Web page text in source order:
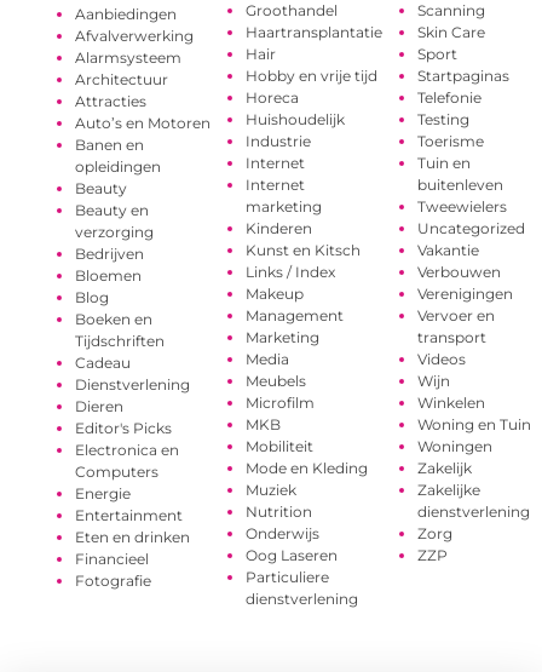
Aanbiedingen
Afvalverwerking
Alarmsysteem
Architectuur
Attracties
Auto’s en Motoren
Banen en
opleidingen
Beauty
Beauty en
verzorging
Bedrijven
Bloemen
Blog
Boeken en
Tijdschriften
Cadeau
Dienstverlening
Dieren
Editor's Picks
Electronica en
Computers
Energie
Entertainment
Eten en drinken
Financieel
Fotografie
Groothandel
Haartransplantatie
Hair
Hobby en vrije tijd
Horeca
Huishoudelijk
Industrie
Internet
Internet
marketing
Kinderen
Kunst en Kitsch
Links / Index
Makeup
Management
Marketing
Media
Meubels
Microfilm
MKB
Mobiliteit
Mode en Kleding
Muziek
Nutrition
Onderwijs
Oog Laseren
Particuliere
dienstverlening
Scanning
Skin Care
Sport
Startpaginas
Telefonie
Testing
Toerisme
Tuin en
buitenleven
Tweewielers
Uncategorized
Vakantie
Verbouwen
Verenigingen
Vervoer en
transport
Videos
Wijn
Winkelen
Woning en Tuin
Woningen
Zakelijk
Zakelijke
dienstverlening
Zorg
ZZP